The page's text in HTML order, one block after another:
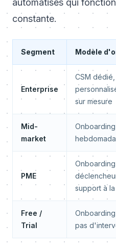
automatisés qui
constante.
Segment Modèle
Enterprise
CSM
sur mesure
Mid-
market
PME
support à
Free /
Trial
pas